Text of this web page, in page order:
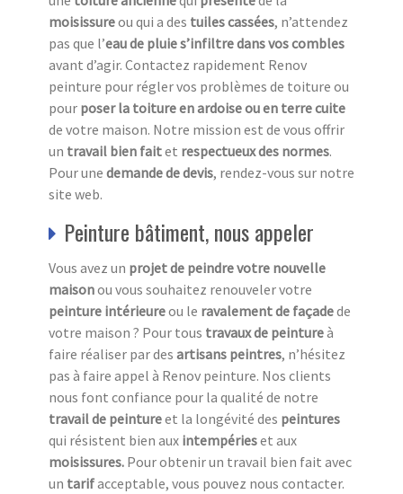
moisissureou qui a des tuiles cassées, n’attendez
pas que l’eau de pluie s’infiltre dans vos combles
avant d’agir. Contactez rapidement Renov
peinture pour régler vos problèmes de toiture ou
pour poser la toiture en ardoise ou en terre cuite
de votre maison. Notre mission est de vous offrir
un travail bien faitet respectueux des normes.
Pour une demande de devis, rendez-vous sur notre
site web.
Peinture bâtiment, nous appeler
Vous avez un projet de peindre votre nouvelle
maisonou vous souhaitez renouveler votre
peinture intérieureou le ravalement de façadede
votre maison ? Pour tous travaux de peintureà
faire réaliser par des artisans peintres, n’hésitez
pas à faire appel à Renov peinture. Nos clients
nous font confiance pour la qualité de notre
travail de peintureet la longévité des peintures
qui résistent bien aux intempérieset aux
moisissures. Pour obtenir un travail bien fait avec
un tarifacceptable, vous pouvez nous contacter.